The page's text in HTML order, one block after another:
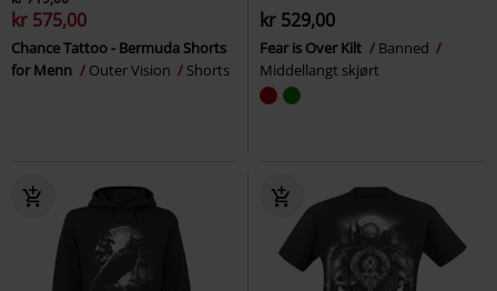
kr 575,00
Chance Tattoo - Bermuda Shorts
for Menn
Outer Vision Shorts
kr 529,00
Fear is Over Kilt
Banned
Middellangt skjørt